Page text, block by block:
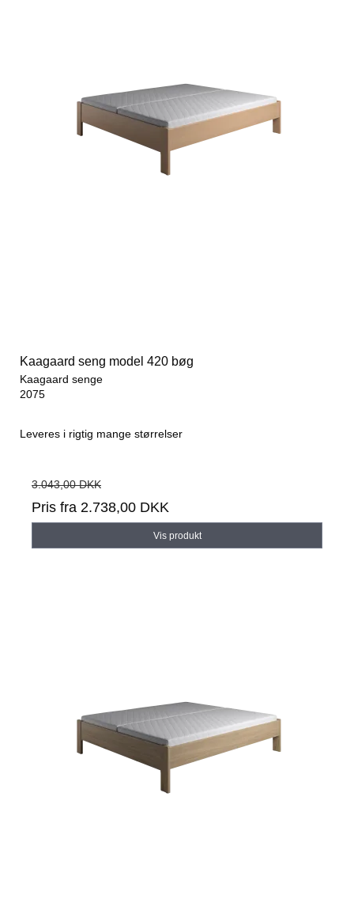
Kaagaard seng model 420 bøg
Kaagaard senge
2075
Leveres i rigtig mange størrelser
3.043,00 DKK
Pris fra 2.738,00 DKK
Vis produkt